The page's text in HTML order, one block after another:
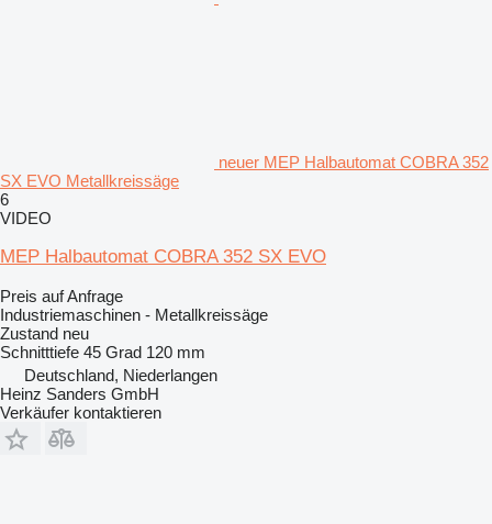
neuer MEP Halbautomat COBRA 352
SX EVO Metallkreissäge
6
VIDEO
MEP Halbautomat COBRA 352 SX EVO
Preis auf Anfrage
Industriemaschinen - Metallkreissäge
Zustand neu
Schnitttiefe 45 Grad 120 mm
Deutschland, Niederlangen
Heinz Sanders GmbH
Verkäufer kontaktieren